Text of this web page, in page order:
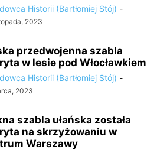
Historii (Bartłomiej Stój) -
2023
przedwojenna szabla
w lesie pod Włocławkiem
Historii (Bartłomiej Stój) -
2023
szabla ułańska została
na skrzyżowaniu w
Warszawy